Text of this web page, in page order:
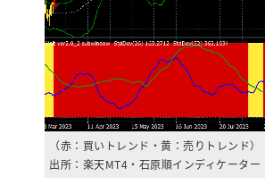
（赤：買いトレンド・黄：売りトレンド）
出所：楽天MT4・石原順インディケーター